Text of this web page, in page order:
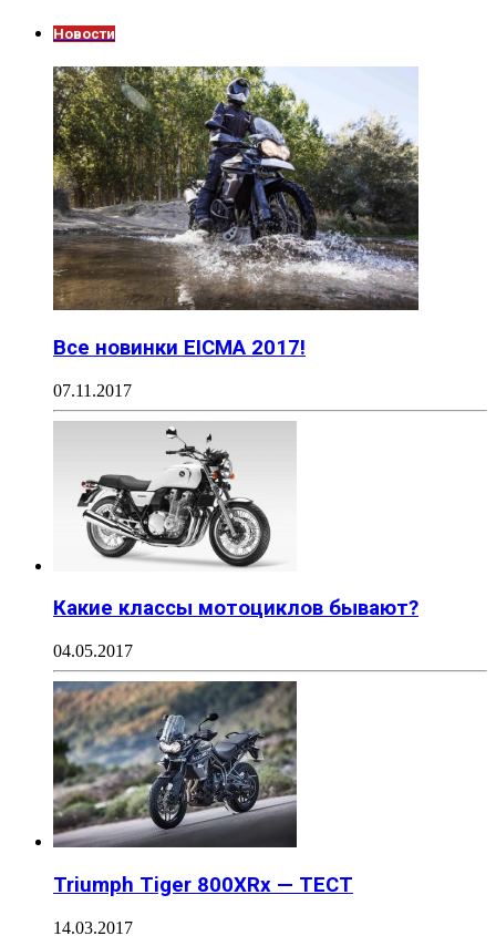
Новости
Все новинки EICMA 2017!
07.11.2017
Какие классы мотоциклов бывают?
04.05.2017
Triumph Tiger 800XRx — ТЕСТ
14.03.2017